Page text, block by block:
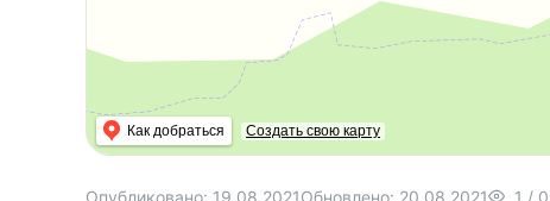
Как добраться Создать свою карту
Опубликовано: 19.08.2021Обновлено: 20.08.2021 1 / 0